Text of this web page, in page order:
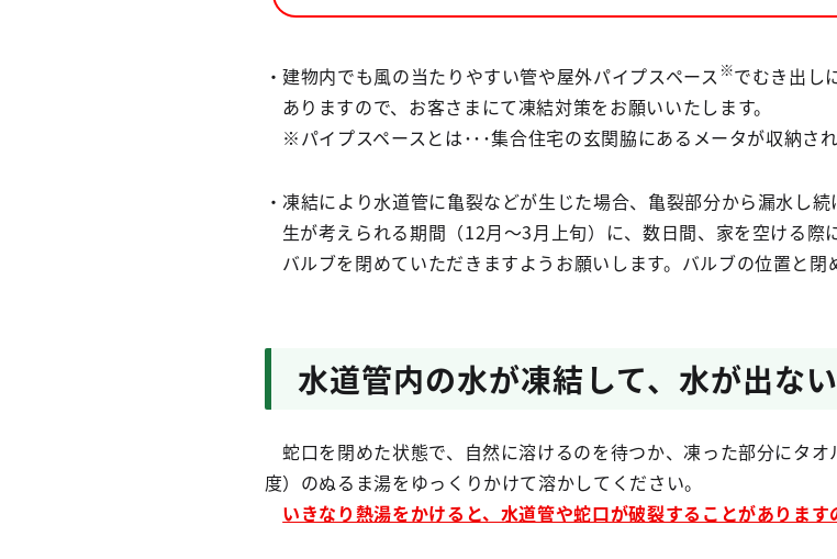
・建物内でも風の当たりやすい管や屋外パイプスペース ※でむき出し
ありますので、お客さまにて凍結対策をお願いいたします。
※パイプスペースとは･･･集合住宅の玄関脇にあるメータが収納さ
・凍結により水道管に亀裂などが生じた場合、亀裂部分から漏水し
生が考えられる期間（12月～3月上旬）に、数日間、家を空ける際
バルブを閉めていただきますようお願いします。バルブの位置と閉
水道管内の水が凍結して、水が出な
蛇口を閉めた状態で、自然に溶けるのを待つか、凍った部分にタ
度）のぬるま湯をゆっくりかけて溶かしてください。
いきなり熱湯をかけると、水道管や蛇口が破裂することがあります